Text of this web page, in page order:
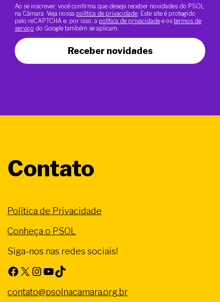
Ao se inscrever, você confirma que deseja receber novidades do PSOL
na Câmara. Veja nossa política de privacidade . Este site é protegido
pelo reCAPTCHA e, por isso, a política de privacidade e os termos de
serviço do Google também se aplicam.
Receber novidades
Contato
Política de Privacidade
Conheça o PSOL
Siga-nos nas redes sociais!
Facebook X Instagram Youtube TikTok
contato@psolnacamara.org.br